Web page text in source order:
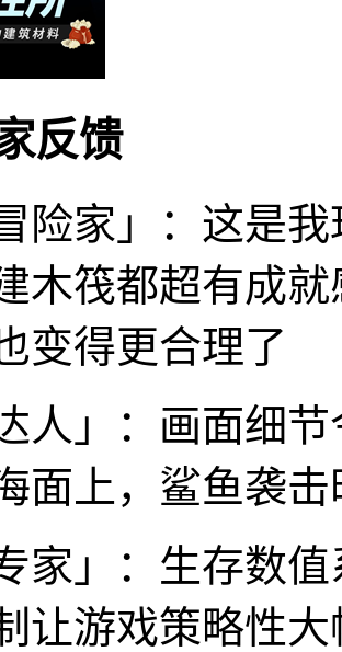
反馈
险家」：这是
木筏都超有成
变得更合理了
人」：画面细
面上，鲨鱼袭
家」：生存数
让游戏策略性